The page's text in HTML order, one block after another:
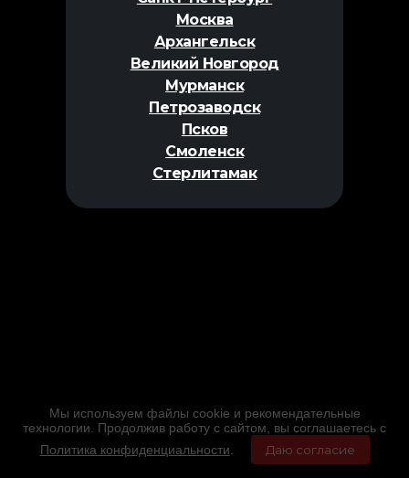
Москва
Архангельск
Великий Новгород
Мурманск
Петрозаводск
Псков
Смоленск
Стерлитамак
Мы используем файлы cookie и рекомендательные
технологии. Продолжив работу с сайтом, вы соглашаетесь с
Политика конфиденциальности
Даю согласие